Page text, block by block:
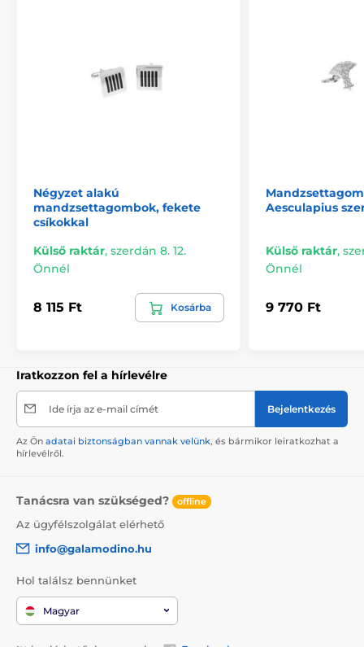
Négyzet alakú
mandzsettagombok, fekete
csíkokkal
Külső raktár, szerdán 8. 12.
Önnél
8 115 Ft Kosárba
Aesculapius
Külső raktár,
Önnél
9 770 Ft
Iratkozzon fel a hírlevélre
Ide írja az e-mail címét Bejelentkezés
Az Ön adatai biztonságban vannak velünk, és bármikor leiratkozhat a
hírlevélről.
Tanácsra van szükséged? offline
Az ügyfélszolgálat elérhető
info@galamodino.hu
Hol találsz bennünket
Magyar